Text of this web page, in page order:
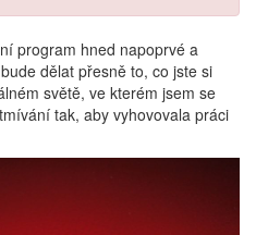
program hned napoprvé a
dělat přesně to, co jste si
světě, ve kterém jsem se
tak, aby vyhovovala práci